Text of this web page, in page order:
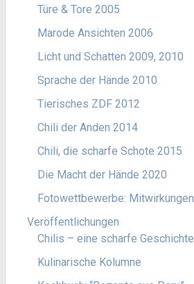
Türe & Tore 2005
Marode Ansichten 2006
Licht und Schatten 2009, 2010
Sprache der Hände 2010
Tierisches ZDF 2012
Chili der Anden 2014
Chili, die scharfe Schote 2015
Die Macht der Hände 2020
Fotowettbewerbe: Mitwirkungen
Veröffentlichungen
Chilis – eine scharfe Geschichte
Kulinarische Kolumne